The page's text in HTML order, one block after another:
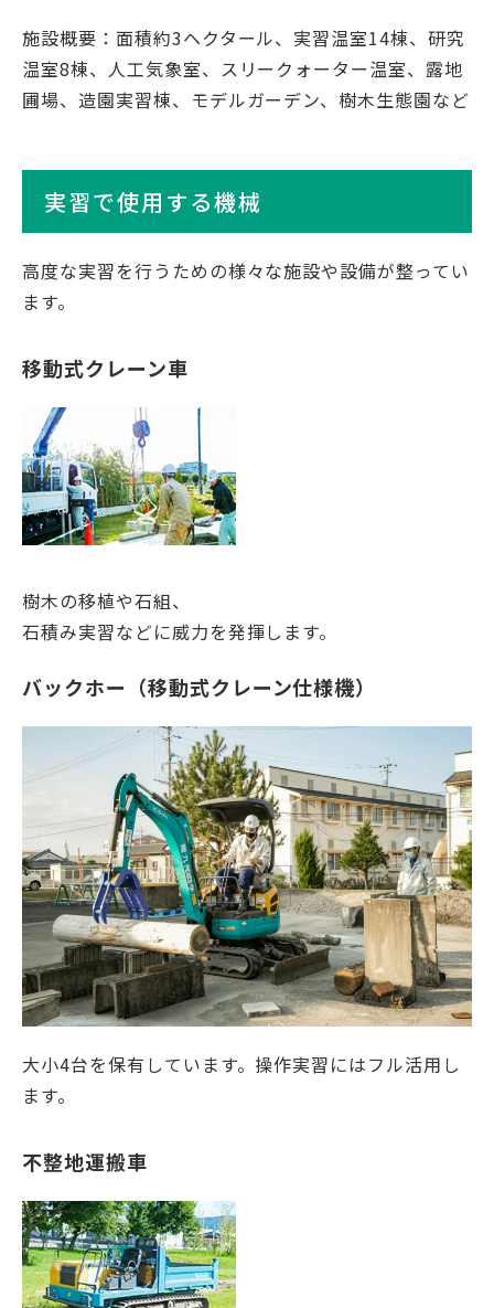
施設概要：面積約3ヘクタール、実習温室14棟、研究
温室8棟、人工気象室、スリークォーター温室、露地
圃場、造園実習棟、モデルガーデン、樹木生態園など
実習で使用する機械
高度な実習を行うための様々な施設や設備が整ってい
ます。
移動式クレーン車
樹木の移植や石組、
石積み実習などに威力を発揮します。
バックホー（移動式クレーン仕様機）
大小4台を保有しています。操作実習にはフル活用し
ます。
不整地運搬車